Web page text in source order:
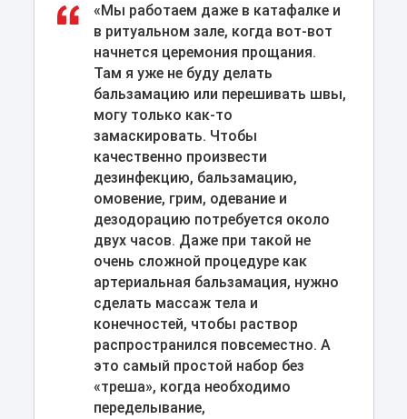
«Мы работаем даже в катафалке и
в ритуальном зале, когда вот-вот
начнется церемония прощания.
Там я уже не буду делать
бальзамацию или перешивать швы,
могу только как-то
замаскировать. Чтобы
качественно произвести
дезинфекцию, бальзамацию,
омовение, грим, одевание и
дезодорацию потребуется около
двух часов. Даже при такой не
очень сложной процедуре как
артериальная бальзамация, нужно
сделать массаж тела и
конечностей, чтобы раствор
распространился повсеместно. А
это самый простой набор без
«треша», когда необходимо
переделывание,